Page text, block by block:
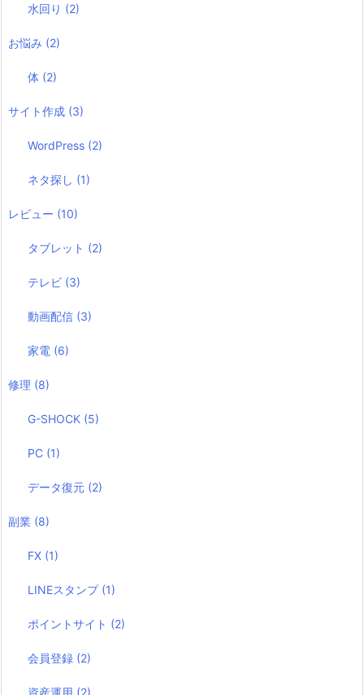
水回り (2)
お悩み (2)
体 (2)
サイト作成 (3)
WordPress (2)
ネタ探し (1)
レビュー (10)
タブレット (2)
テレビ (3)
動画配信 (3)
家電 (6)
修理 (8)
G-SHOCK (5)
PC (1)
データ復元 (2)
副業 (8)
FX (1)
LINEスタンプ (1)
ポイントサイト (2)
会員登録 (2)